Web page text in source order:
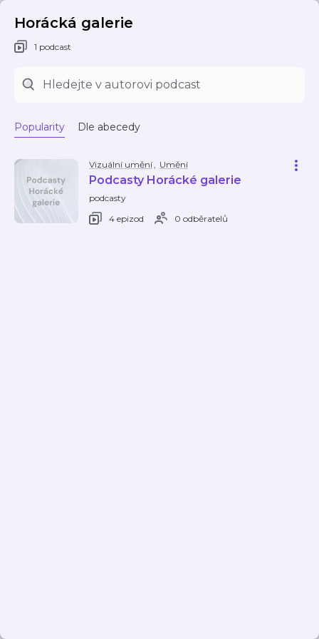
Horácká galerie
1 podcast
Popularity Dle abecedy
Vizuální umění, Umění
Podcasty Horácké galerie
podcasty
4 epizod
0 odběratelů